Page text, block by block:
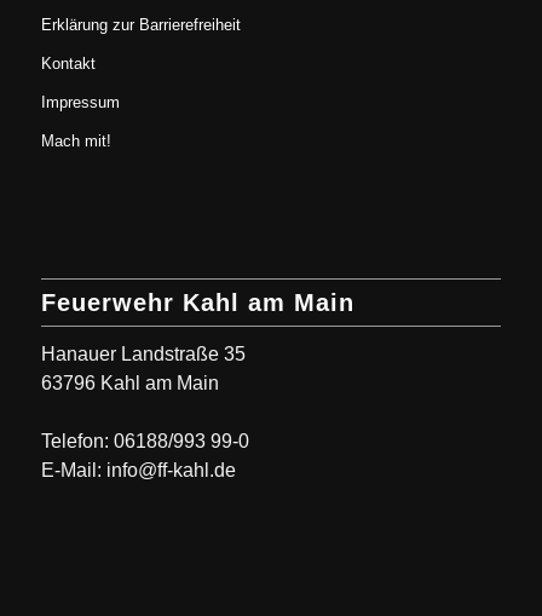
Erklärung zur Barrierefreiheit
Kontakt
Impressum
Mach mit!
Feuerwehr Kahl am Main
Hanauer Landstraße 35
63796 Kahl am Main
Telefon: 06188/993 99-0
E-Mail: info@ff-kahl.de